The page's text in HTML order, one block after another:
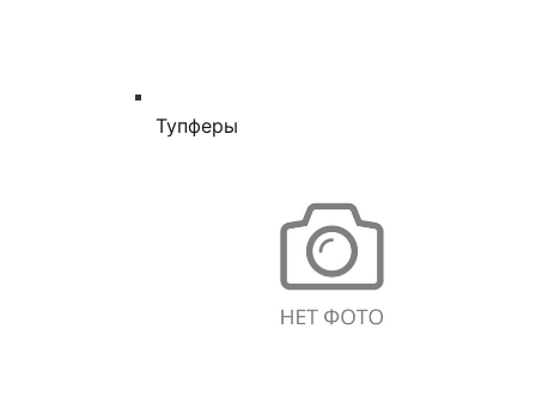
Тупферы